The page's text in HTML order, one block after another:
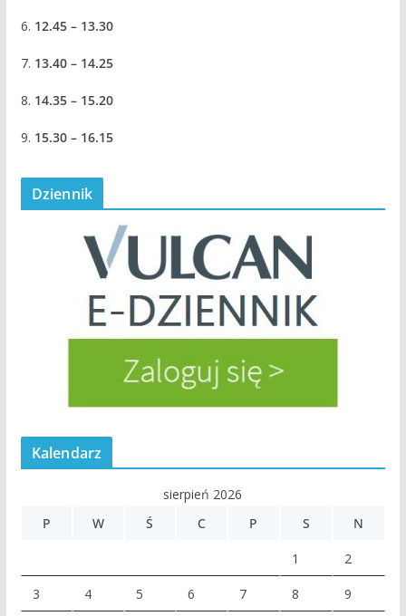
6. 12.45 – 13.30
7. 13.40 – 14.25
8. 14.35 – 15.20
9. 15.30 – 16.15
Dziennik
Kalendarz
sierpień 2026
P
W Ś C P S N
1 2
3 4 5 6 7 8 9